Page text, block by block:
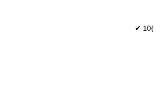
✔